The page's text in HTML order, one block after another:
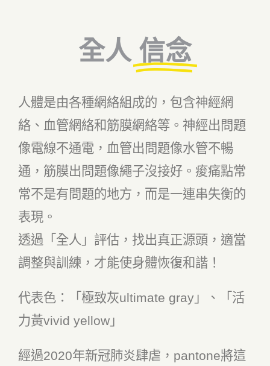
全人 信念
人體是由各種網絡組成的，包含神經網
絡、血管網絡和筋膜網絡等。神經出問題
像電線不通電，血管出問題像水管不暢
通，筋膜出問題像繩子沒接好。痠痛點常
常不是有問題的地方，而是一連串失衡的
表現。
透過「全人」評估，找出真正源頭，適當
調整與訓練，才能使身體恢復和諧！
代表色：「極致灰ultimate gray」、「活
力黃vivid yellow」
經過2020年新冠肺炎肆虐，pantone將這